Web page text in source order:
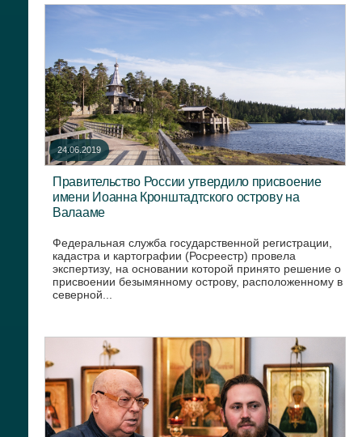
24.06.2019
Правительство России утвердило присвоение
имени Иоанна Кронштадтского острову на
Валааме
Федеральная служба государственной регистрации,
кадастра и картографии (Росреестр) провела
экспертизу, на основании которой принято решение о
присвоении безымянному острову, расположенному в
северной...